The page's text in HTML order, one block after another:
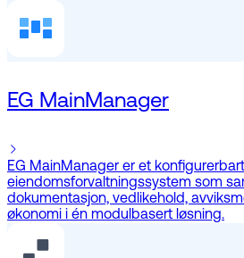
EG MainManager
EG MainManager er et konfigurerbart
eiendomsforvaltningssystem som
dokumentasjon, vedlikehold,
økonomi i én modulbasert løsning.